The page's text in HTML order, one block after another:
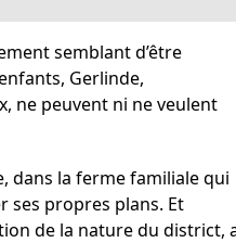
semblant d’être
Gerlinde,
ne peuvent ni ne veulent
dans la ferme familiale qui
ses propres plans. Et
de la nature du district,